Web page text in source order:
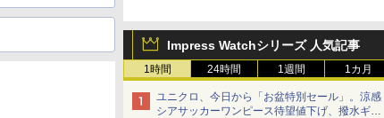
Impress Watchシリーズ 人気記事
1時間 24時間 1週間 1カ月
ユニクロ、今日から「お盆特別セール」。涼感
シアサッカーワンピース待望値下げ、撥水ギア